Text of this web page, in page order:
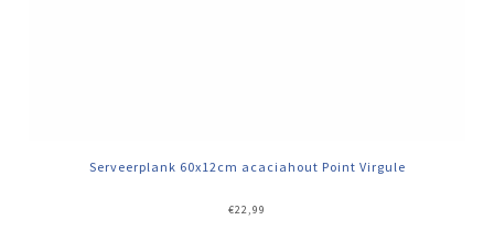
Serveerplank 60x12cm acaciahout Point Virgule
€22,99